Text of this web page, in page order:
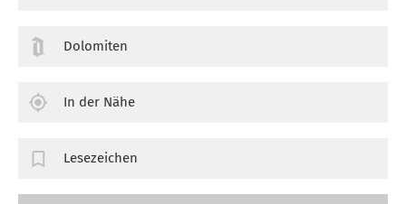
Dolomiten
In der Nähe
Lesezeichen